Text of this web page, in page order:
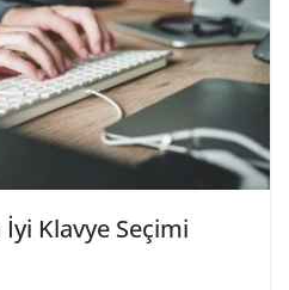
İyi Klavye Seçimi